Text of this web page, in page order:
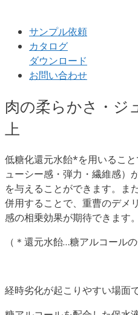
サンプル依頼
カタログ
ダウンロード
お問い合わせ
肉の柔らかさ・ジ
上
低糖化還元水飴*を用いるこ
ューシー感・弾力・繊維感）
を与えることができます。ま
併用することで、重曹のデメ
感の相乗効果が期待できます。
（＊還元水飴…糖アルコール
経時劣化が起こりやすい場面